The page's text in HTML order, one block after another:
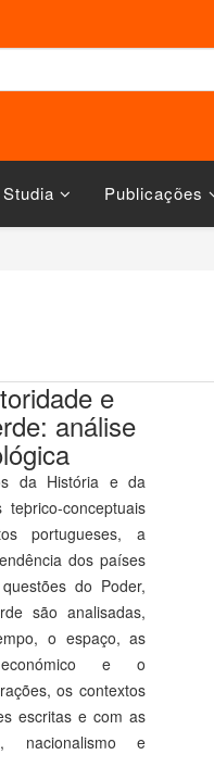
Publicações
e
análise
da História e da
conceptuais
portugueses, a
dos países
do Poder,
são analisadas,
o espaço, as
económico e o
os contextos
escritas e com as
nacionalismo e